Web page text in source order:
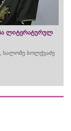
ლიტერატურულ
სალომე ბოლქვაძე